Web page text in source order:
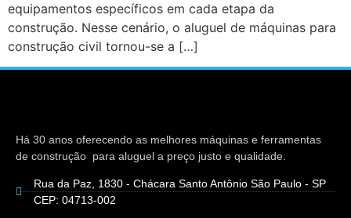
equipamentos específicos em cada etapa da
construção. Nesse cenário, o aluguel de máquinas para
construção civil tornou-se a […]
Há 30 anos oferecendo as melhores máquinas e ferramentas
de construção para aluguel a preço justo e qualidade.
Rua da Paz, 1830 - Chácara Santo Antônio São Paulo - SP
CEP: 04713-002